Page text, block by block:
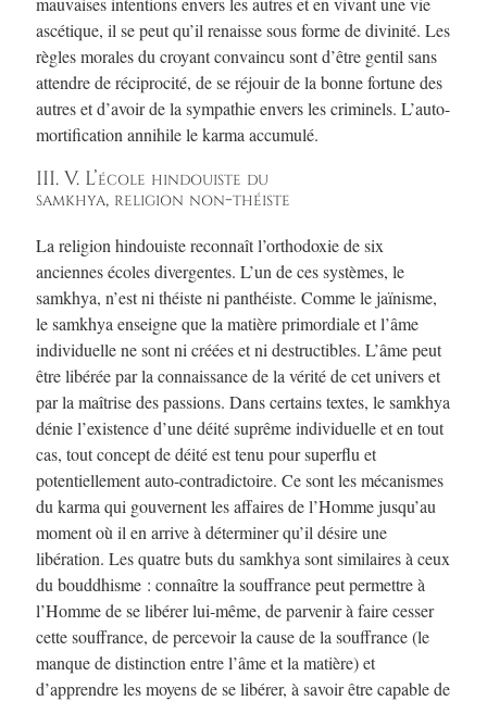
ascétique, il se peut qu’il renaisse sous forme de divinité. Les
règles morales du croyant convaincu sont d’être gentil sans
attendre de réciprocité, de se réjouir de la bonne fortune des
autres et d’avoir de la sympathie envers les criminels. L’auto-
mortification annihile le karma accumulé.
III. V. L’école hindouiste du
samkhya, religion non-théiste
La religion hindouiste reconnaît l’orthodoxie de six
anciennes écoles divergentes. L’un de ces systèmes, le
samkhya, n’est ni théiste ni panthéiste. Comme le jaïnisme,
le samkhya enseigne que la matière primordiale et l’âme
individuelle ne sont ni créées et ni destructibles. L’âme peut
être libérée par la connaissance de la vérité de cet univers et
par la maîtrise des passions. Dans certains textes, le samkhya
dénie l’existence d’une déité suprême individuelle et en tout
cas, tout concept de déité est tenu pour superflu et
potentiellement auto-contradictoire. Ce sont les mécanismes
du karma qui gouvernent les affaires de l’Homme jusqu’au
moment où il en arrive à déterminer qu’il désire une
libération. Les quatre buts du samkhya sont similaires à ceux
du bouddhisme : connaître la souffrance peut permettre à
l’Homme de se libérer lui-même, de parvenir à faire cesser
cette souffrance, de percevoir la cause de la souffrance (le
manque de distinction entre l’âme et la matière) et
d’apprendre les moyens de se libérer, à savoir être capable de